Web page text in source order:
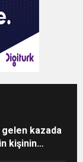
gelen kazada
kişinin